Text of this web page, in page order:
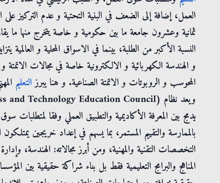
العمل، إضافة إلى الضعف في البنية التحتية و عدم التركيز
ثمانية وعشرون جامعة ما بين حكومية و خاصة يتخرج منها
النسبة الأكبر من الطلبة، بينما في الاسواق المحلية و
و الهندسة الكهربائية و الالكترونية خاصة في مجالات
المحوسب و الروبوتات و الاتمتة الصناعية. و هنا يبرزالتعليم
ويعد نظام BTEC (Business and Technology Education Council) أبرز النماذج العالمية في
يدمج بين المعرفة الأكاديمية والتطبيق العملي وفقا
بالممارسة والتقييم المستمر، بما يسهم في إعداد خريجين
التخصصات التقنية والمهنية، ومن أبرز مجالاته: الهندسة،
المناهج والبرامج التعليمية فقط بل بناء شراكة حقيقية بين